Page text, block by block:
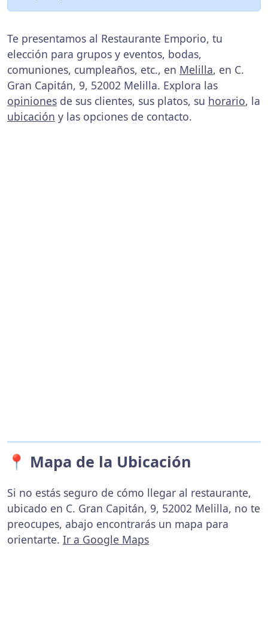
Te presentamos al Restaurante Emporio, tu
elección para grupos y eventos, bodas,
comuniones, cumpleaños, etc., en Melilla, en C.
Gran Capitán, 9, 52002 Melilla. Explora las
opiniones de sus clientes, sus platos, su horario, la
ubicación y las opciones de contacto.
📍 Mapa de la Ubicación
Si no estás seguro de cómo llegar al restaurante,
ubicado en C. Gran Capitán, 9, 52002 Melilla, no te
preocupes, abajo encontrarás un mapa para
orientarte. Ir a Google Maps